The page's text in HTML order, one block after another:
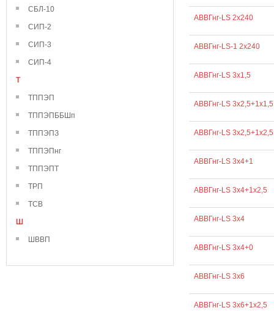
СБЛ-10
СИП-2
СИП-3
СИП-4
Т
ТППЭП
ТППЭПББШп
ТППЭПЗ
ТППЭПнг
ТППЭПТ
ТРП
ТСВ
Ш
ШВВП
АВВГнг-LS 2х240
АВВГнг-LS-1 2х240
АВВГнг-LS 3х1,5
АВВГнг-LS 3х2,5+1х1,5
АВВГнг-LS 3х2,5+1х2,5
АВВГнг-LS 3х4+1
АВВГнг-LS 3х4+1х2,5
АВВГнг-LS 3х4
АВВГнг-LS 3х4+0
АВВГнг-LS 3х6
АВВГнг-LS 3х6+1х2,5